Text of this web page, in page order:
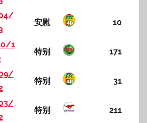
安慰 10
1
特别 171
特别 31
特别 211